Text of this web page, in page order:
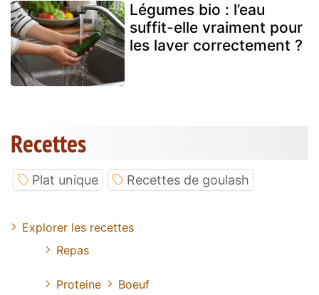
Légumes bio : l’eau
suffit-elle vraiment pour
les laver correctement ?
Recettes
Plat unique Recettes de goulash
Explorer les recettes
Repas
Proteine Boeuf